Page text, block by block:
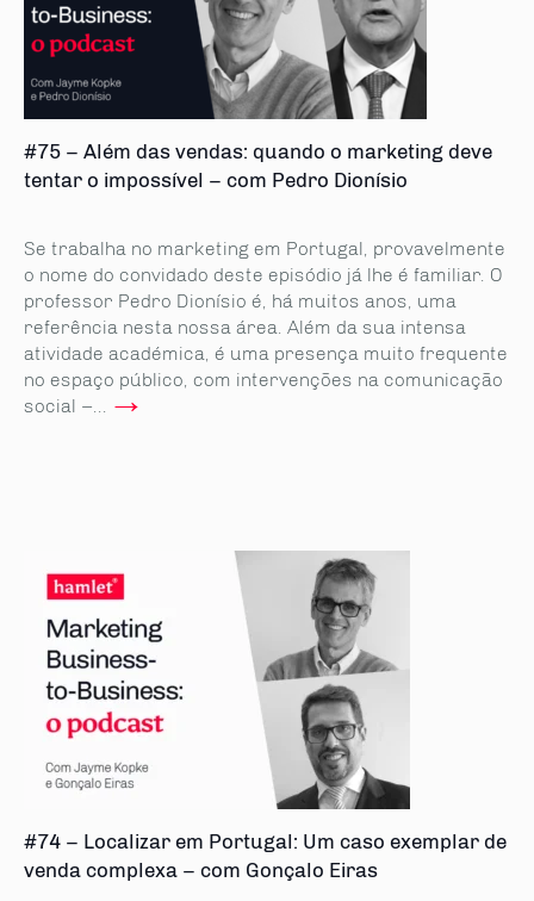
#75 – Além das vendas: quando o marketing deve
tentar o impossível – com Pedro Dionísio
Se trabalha no marketing em Portugal, provavelmente
o nome do convidado deste episódio já lhe é familiar. O
professor Pedro Dionísio é, há muitos anos, uma
referência nesta nossa área. Além da sua intensa
atividade académica, é uma presença muito frequente
no espaço público, com intervenções na comunicação
social –...→
#74 – Localizar em Portugal: Um caso exemplar de
venda complexa – com Gonçalo Eiras